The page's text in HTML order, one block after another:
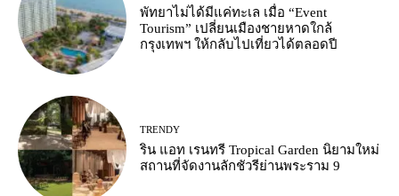
พัทยาไม่ได้มีแค่ทะเล เมื่อ “Event
Tourism” เปลี่ยนเมืองชายหาดใกล้
กรุงเทพฯ ให้กลับไปเที่ยวได้ตลอดปี
TRENDY
ริน แอท เรนทรี Tropical Garden นิยามใหม่
สถานที่จัดงานลักชัวรีย่านพระราม 9